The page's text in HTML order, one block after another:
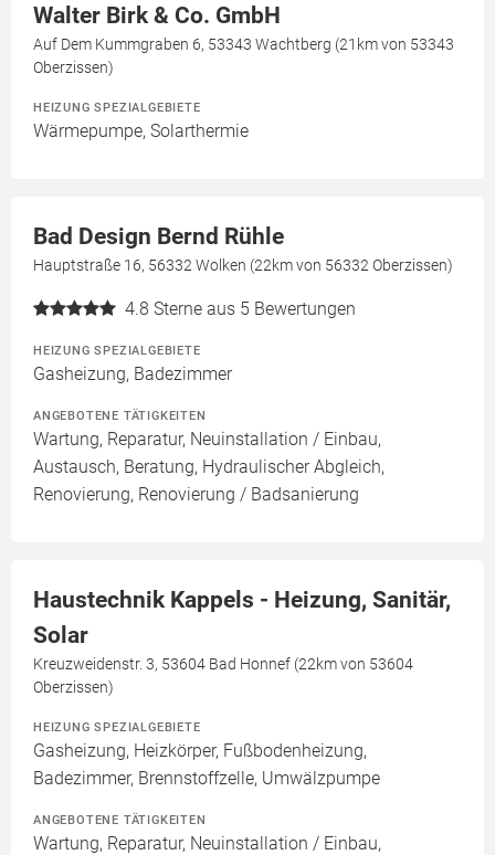
Walter Birk & Co. GmbH
Auf Dem Kummgraben 6, 53343 Wachtberg (21km von 53343
Oberzissen)
HEIZUNG SPEZIALGEBIETE
Wärmepumpe, Solarthermie
Bad Design Bernd Rühle
Hauptstraße 16, 56332 Wolken (22km von 56332 Oberzissen)
4.8 Sterne aus 5 Bewertungen
HEIZUNG SPEZIALGEBIETE
Gasheizung, Badezimmer
ANGEBOTENE TÄTIGKEITEN
Wartung, Reparatur, Neuinstallation / Einbau,
Austausch, Beratung, Hydraulischer Abgleich,
Renovierung, Renovierung / Badsanierung
Haustechnik Kappels - Heizung, Sanitär,
Solar
Kreuzweidenstr. 3, 53604 Bad Honnef (22km von 53604
Oberzissen)
HEIZUNG SPEZIALGEBIETE
Gasheizung, Heizkörper, Fußbodenheizung,
Badezimmer, Brennstoffzelle, Umwälzpumpe
ANGEBOTENE TÄTIGKEITEN
Wartung, Reparatur, Neuinstallation / Einbau,